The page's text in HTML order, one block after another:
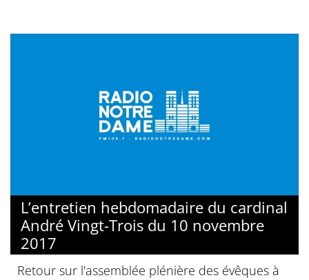
L’entretien hebdomadaire du cardinal
André Vingt-Trois du 10 novembre
2017
Retour sur l'assemblée plénière des évêques à